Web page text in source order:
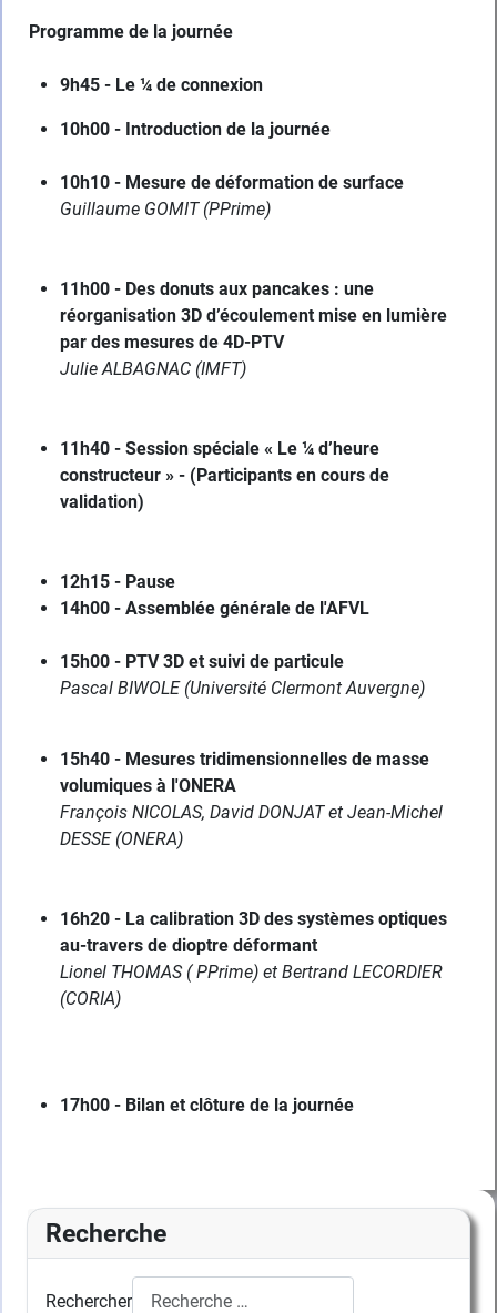
Programme de la journée
9h45 - Le ¼ de connexion
10h00 - Introduction de la journée
10h10 - Mesure de déformation de surface
Guillaume GOMIT (PPrime)
11h00 - Des donuts aux pancakes : une
réorganisation 3D d’écoulement mise en lumière
par des mesures de 4D-PTV
Julie ALBAGNAC (IMFT)
11h40 - Session spéciale « Le ¼ d’heure
constructeur » - (Participants en cours de
validation)
12h15 - Pause
14h00 - Assemblée générale de l'AFVL
15h00 - PTV 3D et suivi de particule
Pascal BIWOLE (Université Clermont Auvergne)
15h40 - Mesures tridimensionnelles de masse
volumiques à l'ONERA
François NICOLAS, David DONJAT et Jean-Michel
DESSE (ONERA)
16h20 - La calibration 3D des systèmes optiques
au-travers de dioptre déformant
Lionel THOMAS ( PPrime) et Bertrand LECORDIER
(CORIA)
17h00 - Bilan et clôture de la journée
Recherche
Rechercher